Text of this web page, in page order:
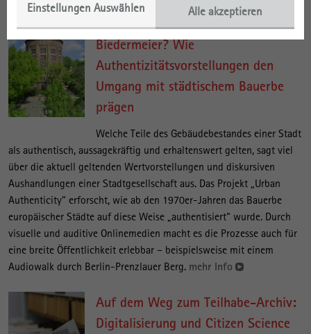
Einstellungen Auswählen Alle akzeptieren
Arbeiterviertel oder Bionade-
Biedermeier? Wie
Authentizitätsvorstellungen den
Umgang mit städtischem Bauerbe
prägen
Welche Teile des Gebäudebestandes einer Stadt
als authentisch, aussagekräftig und erhaltenswert gelten, sagt viel
über die aktuell geltenden Wertvorstellungen und diskursiven
Aushandlungen einer Stadtgesellschaft aus. Das Projekt „Urban
Authenticity“ erforscht, wie ab den 1970er-Jahren das Bauerbe
europäischer Städte auf diese Weise „authentisiert“ wurde. Durch
visuelle und auditive Onlinemedien macht es die Prozesse auch für
eine breite Öffentlichkeit erlebbar – beispielsweise mit einem
Audiowalk durch Berlin-Prenzlauer Berg. mehr Info
Auf dem Weg zum Teilhabe-Archiv:
Digitalisierung und Citizen Science